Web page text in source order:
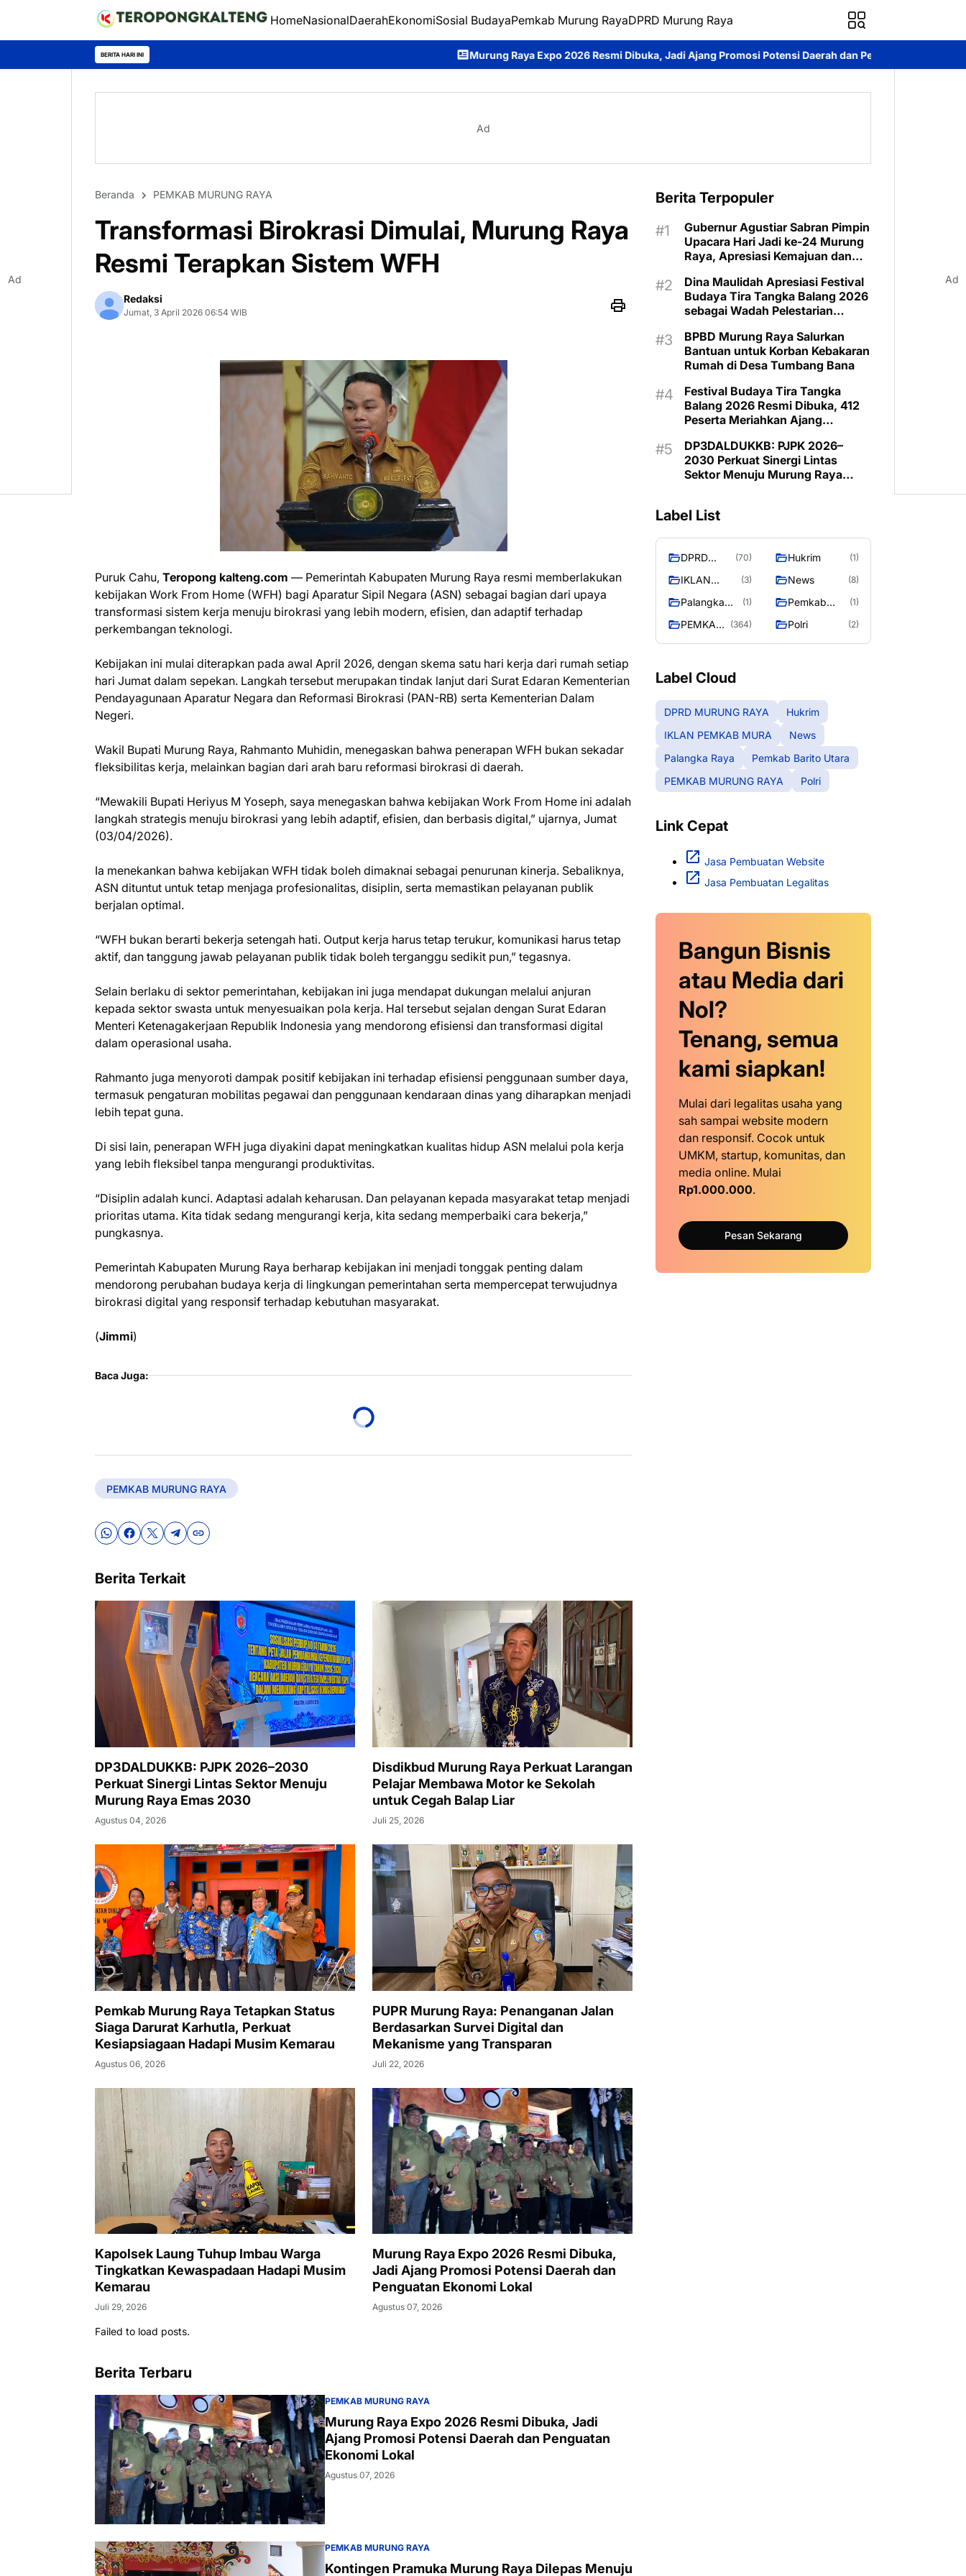
HomeNasionalDaerahEkonomiSosial BudayaPemkab Murung RayaDPRD Murung Raya
BERITA HARI INI Murung Raya Expo 2026 Resmi Dibuka, Jadi Ajang Promosi Potensi Daerah dan Penguatan Ekonomi Lokal
Ad
Beranda PEMKAB MURUNG RAYA
Transformasi Birokrasi Dimulai, Murung Raya
Resmi Terapkan Sistem WFH
Redaksi
Jumat, 3 April 2026 06:54 WIB
Puruk Cahu, Teropong kalteng.com — Pemerintah Kabupaten Murung Raya resmi memberlakukan
kebijakan Work From Home (WFH) bagi Aparatur Sipil Negara (ASN) sebagai bagian dari upaya
transformasi sistem kerja menuju birokrasi yang lebih modern, efisien, dan adaptif terhadap
perkembangan teknologi.
Kebijakan ini mulai diterapkan pada awal April 2026, dengan skema satu hari kerja dari rumah setiap
hari Jumat dalam sepekan. Langkah tersebut merupakan tindak lanjut dari Surat Edaran Kementerian
Pendayagunaan Aparatur Negara dan Reformasi Birokrasi (PAN-RB) serta Kementerian Dalam
Negeri.
Wakil Bupati Murung Raya, Rahmanto Muhidin, menegaskan bahwa penerapan WFH bukan sekadar
fleksibilitas kerja, melainkan bagian dari arah baru reformasi birokrasi di daerah.
“Mewakili Bupati Heriyus M Yoseph, saya menegaskan bahwa kebijakan Work From Home ini adalah
langkah strategis menuju birokrasi yang lebih adaptif, efisien, dan berbasis digital,” ujarnya, Jumat
(03/04/2026).
Ia menekankan bahwa kebijakan WFH tidak boleh dimaknai sebagai penurunan kinerja. Sebaliknya,
ASN dituntut untuk tetap menjaga profesionalitas, disiplin, serta memastikan pelayanan publik
berjalan optimal.
“WFH bukan berarti bekerja setengah hati. Output kerja harus tetap terukur, komunikasi harus tetap
aktif, dan tanggung jawab pelayanan publik tidak boleh terganggu sedikit pun,” tegasnya.
Selain berlaku di sektor pemerintahan, kebijakan ini juga mendapat dukungan melalui anjuran
kepada sektor swasta untuk menyesuaikan pola kerja. Hal tersebut sejalan dengan Surat Edaran
Menteri Ketenagakerjaan Republik Indonesia yang mendorong efisiensi dan transformasi digital
dalam operasional usaha.
Rahmanto juga menyoroti dampak positif kebijakan ini terhadap efisiensi penggunaan sumber daya,
termasuk pengaturan mobilitas pegawai dan penggunaan kendaraan dinas yang diharapkan menjadi
lebih tepat guna.
Di sisi lain, penerapan WFH juga diyakini dapat meningkatkan kualitas hidup ASN melalui pola kerja
yang lebih fleksibel tanpa mengurangi produktivitas.
“Disiplin adalah kunci. Adaptasi adalah keharusan. Dan pelayanan kepada masyarakat tetap menjadi
prioritas utama. Kita tidak sedang mengurangi kerja, kita sedang memperbaiki cara bekerja,”
pungkasnya.
Pemerintah Kabupaten Murung Raya berharap kebijakan ini menjadi tonggak penting dalam
mendorong perubahan budaya kerja di lingkungan pemerintahan serta mempercepat terwujudnya
birokrasi digital yang responsif terhadap kebutuhan masyarakat.
(Jimmi)
Baca Juga:
PEMKAB MURUNG RAYA
Berita Terkait
DP3DALDUKKB: PJPK 2026–2030
Perkuat Sinergi Lintas Sektor Menuju
Murung Raya Emas 2030
Agustus 04, 2026
Disdikbud Murung Raya Perkuat Larangan
Pelajar Membawa Motor ke Sekolah
untuk Cegah Balap Liar
Juli 25, 2026
Pemkab Murung Raya Tetapkan Status
Siaga Darurat Karhutla, Perkuat
Kesiapsiagaan Hadapi Musim Kemarau
Agustus 06, 2026
PUPR Murung Raya: Penanganan Jalan
Berdasarkan Survei Digital dan
Mekanisme yang Transparan
Juli 22, 2026
Kapolsek Laung Tuhup Imbau Warga
Tingkatkan Kewaspadaan Hadapi Musim
Kemarau
Juli 29, 2026
Murung Raya Expo 2026 Resmi Dibuka,
Jadi Ajang Promosi Potensi Daerah dan
Penguatan Ekonomi Lokal
Agustus 07, 2026
Failed to load posts.
Berita Terbaru
PEMKAB MURUNG RAYA
Murung Raya Expo 2026 Resmi Dibuka, Jadi
Ajang Promosi Potensi Daerah dan Penguatan
Ekonomi Lokal
Agustus 07, 2026
PEMKAB MURUNG RAYA
Kontingen Pramuka Murung Raya Dilepas Menuju
Berita Terpopuler
Gubernur Agustiar Sabran Pimpin
Upacara Hari Jadi ke-24 Murung
Raya, Apresiasi Kemajuan dan
Dina Maulidah Apresiasi Festival
Budaya Tira Tangka Balang 2026
sebagai Wadah Pelestarian
BPBD Murung Raya Salurkan
Bantuan untuk Korban Kebakaran
Rumah di Desa Tumbang Bana
Festival Budaya Tira Tangka
Balang 2026 Resmi Dibuka, 412
Peserta Meriahkan Ajang
DP3DALDUKKB: PJPK 2026–
2030 Perkuat Sinergi Lintas
Sektor Menuju Murung Raya
Label List
DPRD
RAYA
(70) Hukrim (1)
IKLAN
MURA
(3) News (8)
Palangka
(1)
Pemkab
(1)
PEMKAB
(364) Polri (2)
Label Cloud
DPRD MURUNG RAYA
Hukrim
IKLAN PEMKAB MURA
News
Palangka Raya
Pemkab Barito Utara
PEMKAB MURUNG RAYA
Polri
Link Cepat
Jasa Pembuatan Website
Jasa Pembuatan Legalitas
Bangun Bisnis
atau Media dari
Nol?
Tenang, semua
kami siapkan!
Mulai dari legalitas usaha yang
sah sampai website modern
dan responsif. Cocok untuk
UMKM, startup, komunitas, dan
media online. Mulai
Rp1.000.000.
Pesan Sekarang
Ad Ad